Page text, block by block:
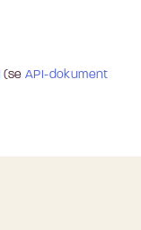
(seAPI-dokument